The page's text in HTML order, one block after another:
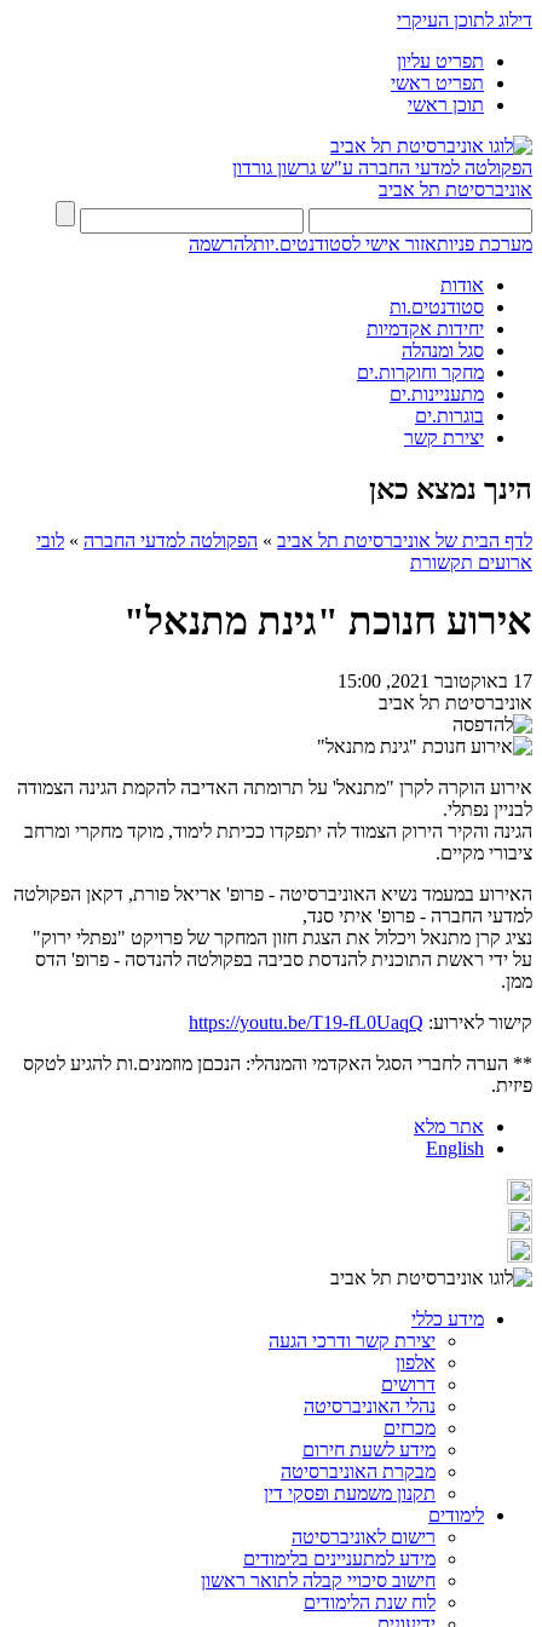
דילוג לתוכן העיקרי
תפריט עליון
תפריט ראשי
תוכן ראשי
הפקולטה למדעי החברה ע"ש גרשון גורדון
אוניברסיטת תל אביב
מערכת פניותאזור אישי לסטודנטים.יותלהרשמה
אודות
סטודנטים.ות
יחידות אקדמיות
סגל ומנהלה
מחקר וחוקרות.ים
מתעניינות.ים
בוגרות.ים
יצירת קשר
הינך נמצא כאן
לדף הבית של אוניברסיטת תל אביב » הפקולטה למדעי החברה » לובי
ארועים תקשורת
אירוע חנוכת "גינת מתנאל"
17 באוקטובר 2021, 15:00
אוניברסיטת תל אביב
אירוע הוקרה לקרן "מתנאל' על תרומתה האדיבה להקמת הגינה הצמודה
לבניין נפתלי.
הגינה והקיר הירוק הצמוד לה יתפקדו ככיתת לימוד, מוקד מחקרי ומרחב
ציבורי מקיים.
האירוע במעמד נשיא האוניברסיטה - פרופ' אריאל פורת, דקאן הפקולטה
למדעי החברה - פרופ' איתי סנד,
נציג קרן מתנאל ויכלול את הצגת חזון המחקר של פרויקט "נפתלי ירוק"
על ידי ראשת התוכנית להנדסת סביבה בפקולטה להנדסה - פרופ' הדס
ממן.
קישור לאירוע: https://youtu.be/T19-fL0UaqQ
** הערה לחברי הסגל האקדמי והמנהלי: הנכםן מוזמנים.ות להגיע לטקס
פיזית.
אתר מלא
English
מידע כללי
יצירת קשר ודרכי הגעה
אלפון
דרושים
נהלי האוניברסיטה
מכרזים
מידע לשעת חירום
מבקרת האוניברסיטה
תקנון משמעת ופסקי דין
לימודים
רישום לאוניברסיטה
מידע למתעניינים בלימודים
חישוב סיכויי קבלה לתואר ראשון
לוח שנת הלימודים